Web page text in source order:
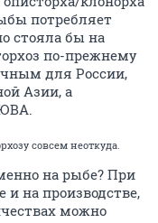
потребляет
стояла бы на
по-прежнему
для России,
Азии, а
совсем неоткуда.
на рыбе? При
и на производстве,
можно